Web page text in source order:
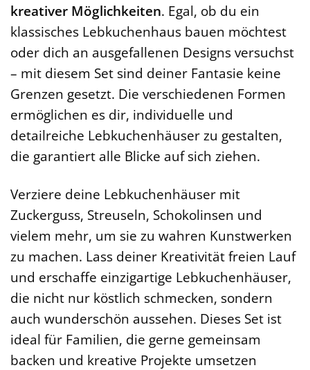
kreativer Möglichkeiten. Egal, ob du ein
klassisches Lebkuchenhaus bauen möchtest
oder dich an ausgefallenen Designs versuchst
– mit diesem Set sind deiner Fantasie keine
Grenzen gesetzt. Die verschiedenen Formen
ermöglichen es dir, individuelle und
detailreiche Lebkuchenhäuser zu gestalten,
die garantiert alle Blicke auf sich ziehen.
Verziere deine Lebkuchenhäuser mit
Zuckerguss, Streuseln, Schokolinsen und
vielem mehr, um sie zu wahren Kunstwerken
zu machen. Lass deiner Kreativität freien Lauf
und erschaffe einzigartige Lebkuchenhäuser,
die nicht nur köstlich schmecken, sondern
auch wunderschön aussehen. Dieses Set ist
ideal für Familien, die gerne gemeinsam
backen und kreative Projekte umsetzen